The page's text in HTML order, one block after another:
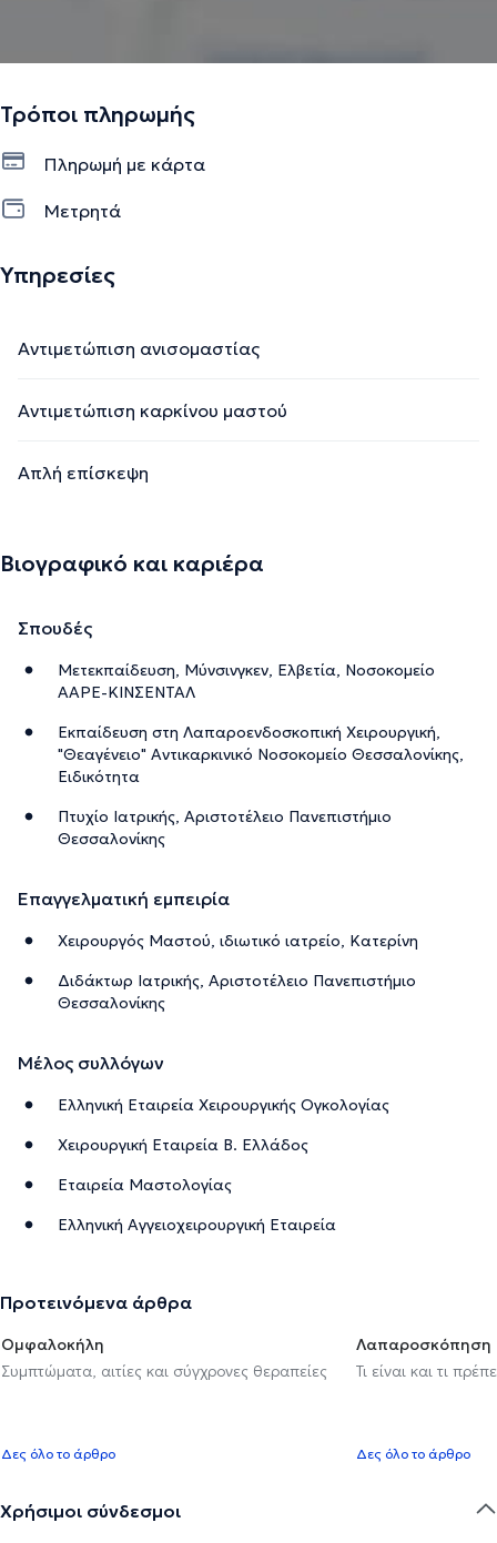
Τρόποι πληρωμής
Πληρωμή με κάρτα
Μετρητά
Υπηρεσίες
Αντιμετώπιση ανισομαστίας
Αντιμετώπιση καρκίνου μαστού
Απλή επίσκεψη
Βιογραφικό και καριέρα
Σπουδές
Μετεκπαίδευση, Μύνσινγκεν, Ελβετία, Νοσοκομείο
ΑΑΡΕ-ΚΙΝΣΕΝΤΑΛ
Εκπαίδευση στη Λαπαροενδοσκοπική Χειρουργική,
"Θεαγένειο" Αντικαρκινικό Νοσοκομείο Θεσσαλονίκης,
Ειδικότητα
Πτυχίο Ιατρικής, Αριστοτέλειο Πανεπιστήμιο
Θεσσαλονίκης
Επαγγελματική εμπειρία
Χειρουργός Μαστού, ιδιωτικό ιατρείο, Κατερίνη
Διδάκτωρ Ιατρικής, Αριστοτέλειο Πανεπιστήμιο
Θεσσαλονίκης
Μέλος συλλόγων
Ελληνική Εταιρεία Χειρουργικής Ογκολογίας
Χειρουργική Εταιρεία Β. Ελλάδος
Εταιρεία Μαστολογίας
Ελληνική Αγγειοχειρουργική Εταιρεία
Προτεινόμενα άρθρα
Ομφαλοκήλη
Συμπτώματα, αιτίες και σύγχρονες θεραπείες
Δες όλο το άρθρο
Λαπαροσκόπηση
Τι είναι και τι
Δες όλο το άρθρο
Χρήσιμοι σύνδεσμοι